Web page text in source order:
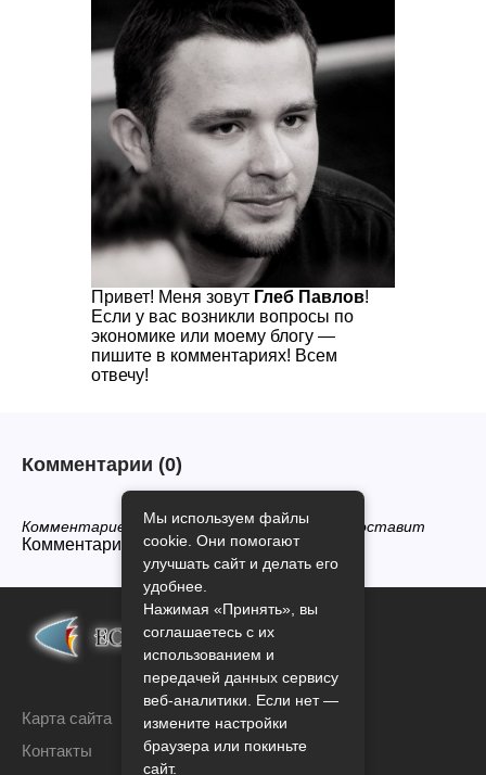
Привет! Меня зовут Глеб Павлов!
Если у вас возникли вопросы по
экономике или моему блогу —
пишите в комментариях! Всем
отвечу!
Комментарии (0)
Комментариев нет, будьте первым кто его оставит
Комментарии закрыты.
Карта сайта
Контакты
Мы используем файлы
cookie. Они помогают
улучшать сайт и делать его
удобнее.
Нажимая «Принять», вы
соглашаетесь с их
использованием и
передачей данных сервису
веб-аналитики. Если нет —
измените настройки
браузера или покиньте
сайт.